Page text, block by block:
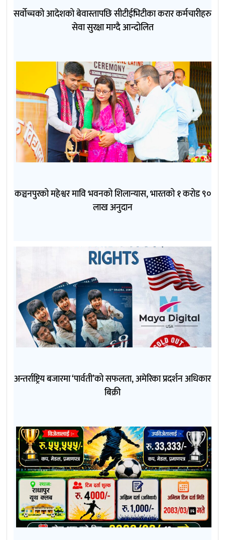
सर्वोच्चको आदेशको बेवास्तापछि सीटीईभिटीका करार कर्मचारीहरु
सेवा सुरक्षा माग्दै आन्दोलित
कञ्चनपुरको महेश्वर मावि भवनको शिलान्यास, भारतको १ करोड ९०
लाख अनुदान
अन्तर्राष्ट्रिय बजारमा ‘पार्वती’को सफलता, अमेरिका प्रदर्शन अधिकार
बिक्री